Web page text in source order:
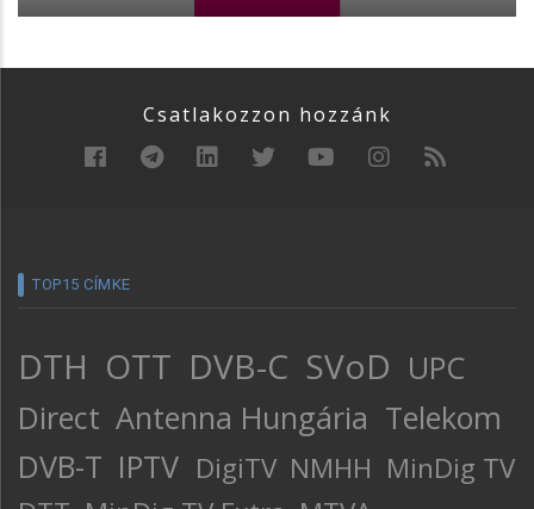
Csatlakozzon hozzánk
TOP15 CÍMKE
DTH OTT DVB-C SVoD UPC
Direct Antenna Hungária Telekom
DVB-T IPTV DigiTV NMHH MinDig TV